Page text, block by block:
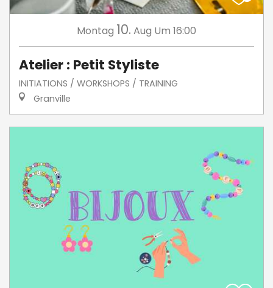
Montag 10. Aug Um 16:00
Atelier : Petit Styliste
INITIATIONS / WORKSHOPS / TRAINING
Granville